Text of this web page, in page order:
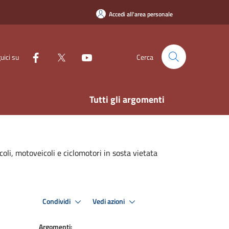
Accedi all'area personale
su Cerca
Tutti gli argomenti
motoveicoli e ciclomotori in sosta vietata
Condividi Vedi azioni
Argomenti: